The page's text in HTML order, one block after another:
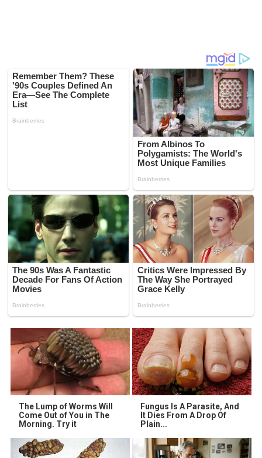
The Lump of Worms Will
Come Out of You in The
Morning. Try it
Fungus Is A Parasite, And
It Dies From A Drop Of
Plain...